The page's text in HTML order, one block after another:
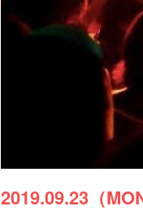
2019.09.23（